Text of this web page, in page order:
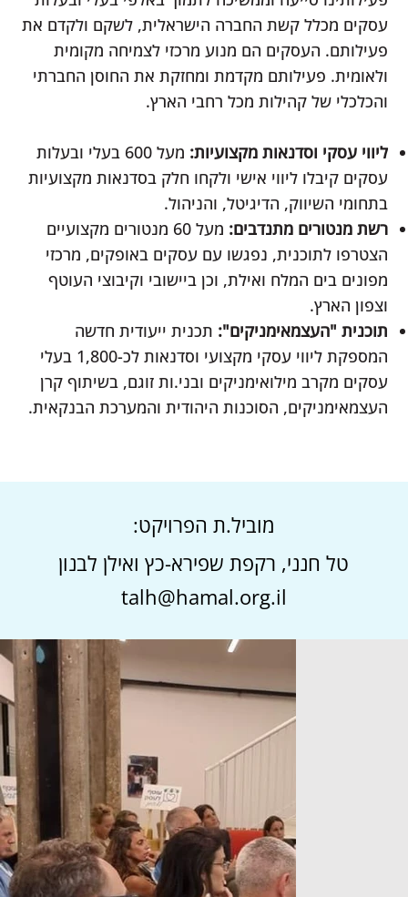
עסקים מכלל קשת החברה הישראלית, לשקם ולקדם את
פעילותם. העסקים הם מנוע מרכזי לצמיחה מקומית
ולאומית. פעילותם מקדמת ומחזקת את החוסן החברתי
והכלכלי של קהילות מכל רחבי הארץ.
ליווי עסקי וסדנאות מקצועיות:
מעל 600 בעלי ובעלות
עסקים קיבלו ליווי אישי ולקחו חלק בסדנאות מקצועיות
בתחומי השיווק, הדיגיטל, והניהול.
רשת מנטורים מתנדבים:
מעל 60 מנטורים מקצועיים
הצטרפו לתוכנית, נפגשו עם עסקים באופקים, מרכזי
מפונים בים המלח ואילת, וכן ביישובי וקיבוצי העוטף
וצפון הארץ.
תוכנית "העצמאימניקים": תכנית ייעודית חדשה
המספקת ליווי עסקי מקצועי וסדנאות לכ-1,800 בעלי
עסקים מקרב מילואימניקים ובני.ות זוגם, בשיתוף קרן
העצמאימניקים, הסוכנות היהודית והמערכת הבנקאית.
talh@hamal.org.il
טל חנני, רקפת שפירא-כץ ואילן לבנון
מוביל.ת הפרויקט: